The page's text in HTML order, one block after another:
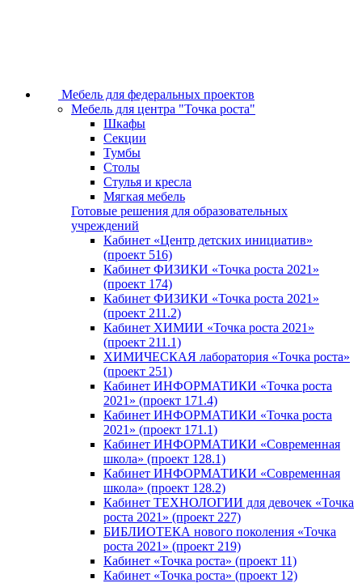
Мебель для федеральных проектов
Мебель для центра "Точка роста"
Шкафы
Секции
Тумбы
Столы
Стулья и кресла
Мягкая мебель
Готовые решения для образовательных
учреждений
Кабинет «Центр детских инициатив»
(проект 516)
Кабинет ФИЗИКИ «Точка роста 2021»
(проект 174)
Кабинет ФИЗИКИ «Точка роста 2021»
(проект 211.2)
Кабинет ХИМИИ «Точка роста 2021»
(проект 211.1)
ХИМИЧЕСКАЯ лаборатория «Точка роста»
(проект 251)
Кабинет ИНФОРМАТИКИ «Точка роста
2021» (проект 171.4)
Кабинет ИНФОРМАТИКИ «Точка роста
2021» (проект 171.1)
Кабинет ИНФОРМАТИКИ «Современная
школа» (проект 128.1)
Кабинет ИНФОРМАТИКИ «Современная
школа» (проект 128.2)
Кабинет ТЕХНОЛОГИИ для девочек «Точка
роста 2021» (проект 227)
БИБЛИОТЕКА нового поколения «Точка
роста 2021» (проект 219)
Кабинет «Точка роста» (проект 11)
Кабинет «Точка роста» (проект 12)